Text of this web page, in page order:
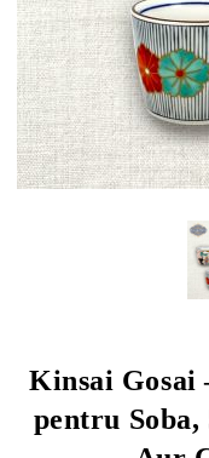
Kinsai Gosai
pentru